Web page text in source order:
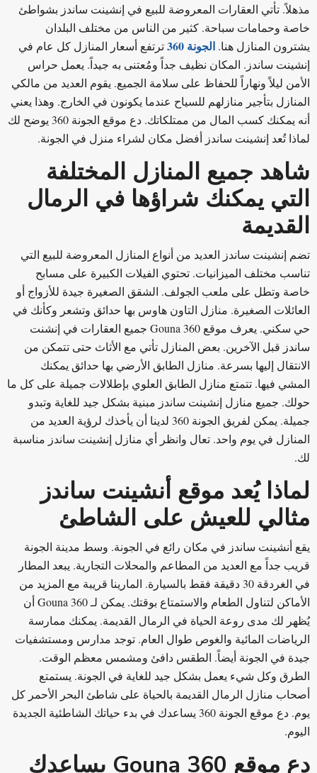
مذهلاً. تأتي العقارات المعروضة للبيع في إنشينت ساندز بشواطئ
خاصة وحمامات سباحة. كثير من الناس من مختلف البلدان
يشترون المنازل هنا. الجونة 360
ترتفع أسعار المنازل كل عام في
إنشينت ساندز. المكان نظيف جداً ومُعتنى به جيداً. يعمل حراس
الأمن ليلاً ونهاراً للحفاظ على سلامة الجميع. يقوم العديد من مالكي
المنازل بتأجير منازلهم للسياح عندما يكونون في الخارج. وهذا يعني
أنه يمكنك كسب المال من ممتلكاتك. دع موقع الجونة 360 يوضح لك
لماذا تُعد إنشينت ساندز أفضل مكان لشراء منزل في الجونة.
شاهد جميع المنازل المختلفة
التي يمكنك شراؤها في الرمال
القديمة
تضم إنشينت ساندز العديد من أنواع المنازل المعروضة للبيع التي
تناسب مختلف الميزانيات. تحتوي الفيلات الكبيرة على مسابح
خاصة وتطل على ملعب الجولف. الشقق الصغيرة جيدة للأزواج أو
العائلات الصغيرة. منازل التاون هاوس بها حدائق وتشعر وكأنك في
حي سكني. يعرف موقع Gouna 360 جميع العقارات في إنشنت
ساندز قبل الآخرين. بعض المنازل تأتي مع الأثاث حتى تتمكن من
الانتقال إليها بسرعة. منازل الطابق الأرضي بها حدائق يمكنك
المشي فيها. تتمتع منازل الطابق العلوي بإطلالات جميلة على كل ما
حولك. جميع منازل إنشينت ساندز مبنية بشكل جيد للغاية وتبدو
جميلة. يمكن لفريق الجونة 360 لدينا أن يأخذك لرؤية العديد من
المنازل في يوم واحد. تعال وانظر أي منازل إنشينت ساندز مناسبة
لك.
لماذا يُعد موقع أنشينت ساندز
مثالي للعيش على الشاطئ
يقع أنشينت ساندز في مكان رائع في الجونة. وسط مدينة الجونة
قريب جداً مع العديد من المطاعم والمحلات التجارية. يبعد المطار
في الغردقة 30 دقيقة فقط بالسيارة. المارينا قريبة مع المزيد من
الأماكن لتناول الطعام والاستمتاع بوقتك. يمكن لـ Gouna 360 أن
يُظهر لك مدى روعة الحياة في الرمال القديمة. يمكنك ممارسة
الرياضات المائية والغوص طوال العام. توجد مدارس ومستشفيات
جيدة في الجونة أيضاً. الطقس دافئ ومشمس معظم الوقت.
الطرق وكل شيء يعمل بشكل جيد للغاية في الجونة. يستمتع
أصحاب منازل الرمال القديمة بالحياة على شاطئ البحر الأحمر كل
يوم. دع موقع الجونة 360 يساعدك في بدء حياتك الشاطئية الجديدة
اليوم.
دع موقع Gouna 360 يساعدك